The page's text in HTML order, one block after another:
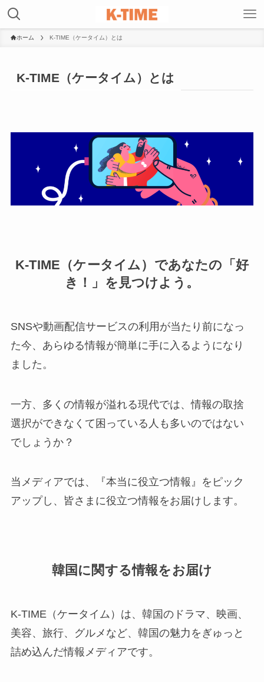
ホーム K-TIME（ケータイム）とは
K-TIME（ケータイム）とは
K-TIME（ケータイム）であなたの「好
き！」を見つけよう。
SNSや動画配信サービスの利用が当たり前になっ
た今、あらゆる情報が簡単に手に入るようになり
ました。
一方、多くの情報が溢れる現代では、情報の取捨
選択ができなくて困っている人も多いのではない
でしょうか？
当メディアでは、『本当に役立つ情報』をピック
アップし、皆さまに役立つ情報をお届けします。
韓国に関する情報をお届け
K-TIME（ケータイム）は、韓国のドラマ、映画、
美容、旅行、グルメなど、韓国の魅力をぎゅっと
詰め込んだ情報メディアです。